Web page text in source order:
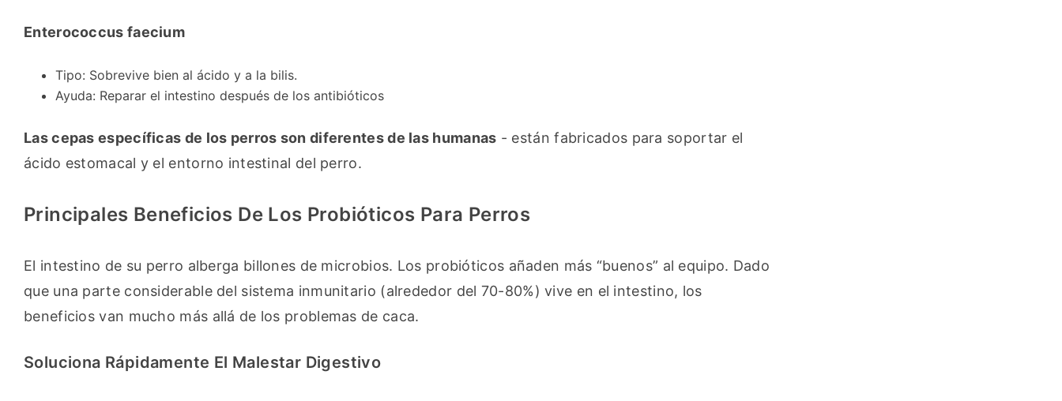
Enterococcus faecium
Tipo: Sobrevive bien al ácido y a la bilis.
Ayuda: Reparar el intestino después de los antibióticos
Las cepas específicas de los perros son diferentes de las humanas - están fabricados para soportar el
ácido estomacal y el entorno intestinal del perro.
Principales Beneficios De Los Probióticos Para Perros
El intestino de su perro alberga billones de microbios. Los probióticos añaden más “buenos” al equipo. Dado
que una parte considerable del sistema inmunitario (alrededor del 70-80%) vive en el intestino, los
beneficios van mucho más allá de los problemas de caca.
Soluciona Rápidamente El Malestar Digestivo